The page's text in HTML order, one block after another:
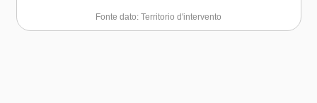
Fonte dato: Territorio d'intervento